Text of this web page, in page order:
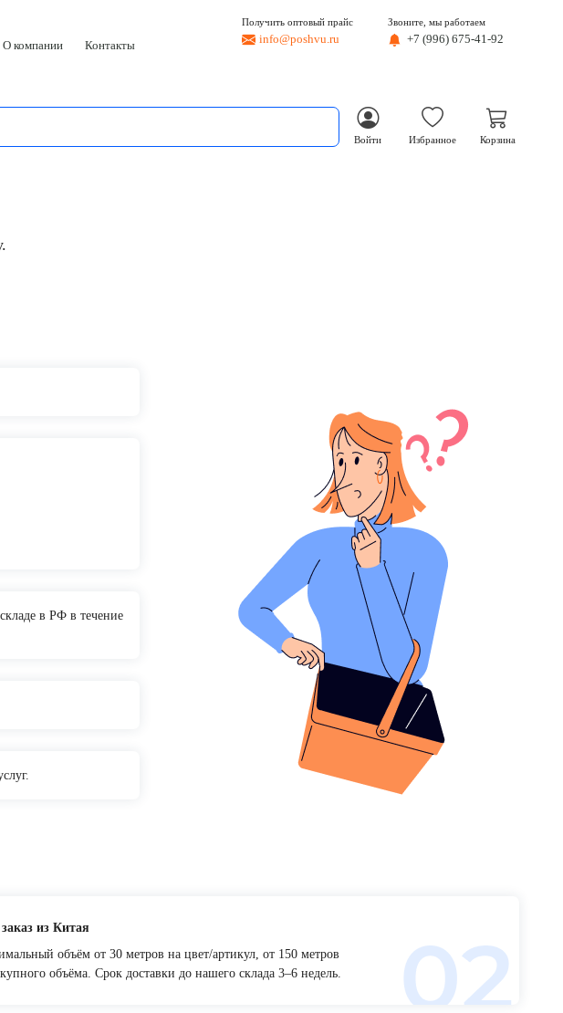
О компании Контакты
Получить оптовый прайс
info@poshvu.ru
Звоните, мы работаем
+7 (996) 675-41-92
Войти Избранное Корзина
в РФ в течение
из Китая
объём от 30 метров на цвет/артикул, от 150 метров
объёма. Срок доставки до нашего склада 3–6 недель.